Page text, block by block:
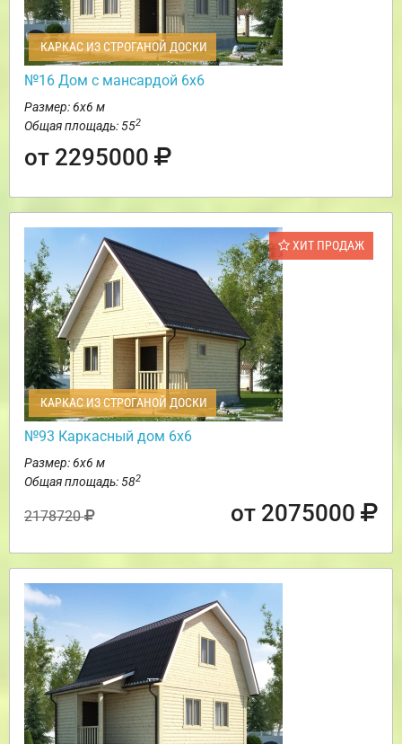
КАРКАС ИЗ СТРОГАНОЙ ДОСКИ
№16 Дом с мансардой 6х6
Размер: 6х6 м
Общая площадь: 552
от 2295000
ХИТ ПРОДАЖ
КАРКАС ИЗ СТРОГАНОЙ ДОСКИ
№93 Каркасный дом 6х6
Размер: 6х6 м
Общая площадь: 582
2178720 от 2075000